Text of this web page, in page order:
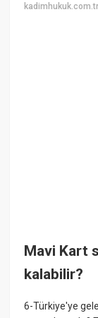
kadimhukuk.com.tr
Mavi Kart
kalabilir?
6-Türkiye'ye